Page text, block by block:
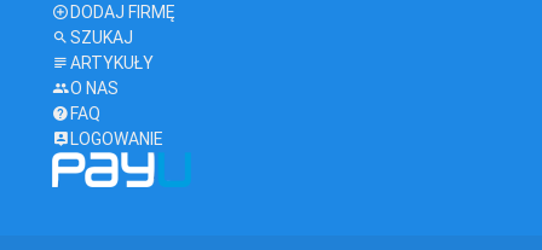
DODAJ FIRMĘ
SZUKAJ
ARTYKUŁY
O NAS
FAQ
LOGOWANIE